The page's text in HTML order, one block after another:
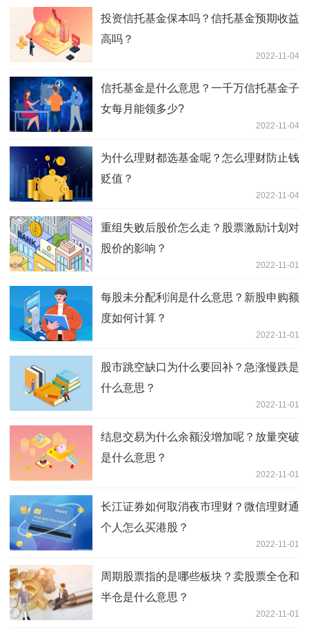
投资信托基金保本吗？信托基金预期收益
高吗？
2022-11-04
信托基金是什么意思？一千万信托基金子
女每月能领多少?
2022-11-04
为什么理财都选基金呢？怎么理财防止钱
贬值？
2022-11-04
重组失败后股价怎么走？股票激励计划对
股价的影响？
2022-11-01
每股未分配利润是什么意思？新股申购额
度如何计算？
2022-11-01
股市跳空缺口为什么要回补？急涨慢跌是
什么意思？
2022-11-01
结息交易为什么余额没增加呢？放量突破
是什么意思？
2022-11-01
长江证券如何取消夜市理财？微信理财通
个人怎么买港股？
2022-11-01
周期股票指的是哪些板块？卖股票全仓和
半仓是什么意思？
2022-11-01